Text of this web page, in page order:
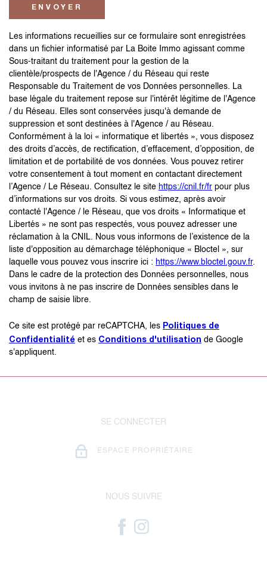
ENVOYER
Les informations recueillies sur ce formulaire sont enregistrées
dans un fichier informatisé par La Boite Immo agissant comme
Sous-traitant du traitement pour la gestion de la
clientèle/prospects de l'Agence / du Réseau qui reste
Responsable du Traitement de vos Données personnelles. La
base légale du traitement repose sur l'intérêt légitime de l'Agence
/ du Réseau. Elles sont conservées jusqu'à demande de
suppression et sont destinées à l'Agence / au Réseau.
Conformément à la loi « informatique et libertés », vous disposez
des droits d’accès, de rectification, d’effacement, d’opposition, de
limitation et de portabilité de vos données. Vous pouvez retirer
votre consentement à tout moment en contactant directement
l’Agence / Le Réseau. Consultez le site https://cnil.fr/fr pour plus
d’informations sur vos droits. Si vous estimez, après avoir
contacté l'Agence / le Réseau, que vos droits « Informatique et
Libertés » ne sont pas respectés, vous pouvez adresser une
réclamation à la CNIL. Nous vous informons de l’existence de la
liste d'opposition au démarchage téléphonique « Bloctel », sur
laquelle vous pouvez vous inscrire ici : https://www.bloctel.gouv.fr.
Dans le cadre de la protection des Données personnelles, nous
vous invitons à ne pas inscrire de Données sensibles dans le
champ de saisie libre.
Ce site est protégé par reCAPTCHA, les Politiques de
Confidentialité et es Conditions d'utilisation de Google
s'appliquent.
SE CONNECTER
ESPACE PROPRIÉTAIRE
NOUS SUIVRE